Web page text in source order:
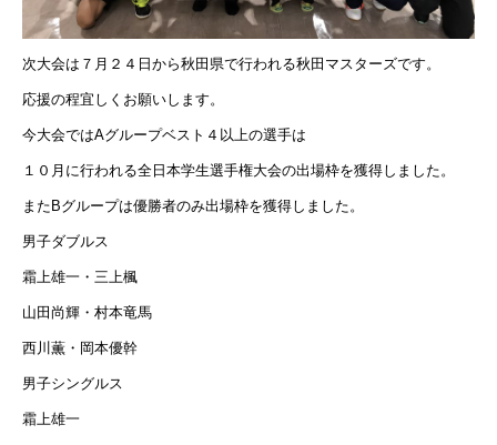
次大会は７月２４日から秋田県で行われる秋田マスターズです。
応援の程宜しくお願いします。
今大会ではAグループベスト４以上の選手は
１０月に行われる全日本学生選手権大会の出場枠を獲得しました。
またBグループは優勝者のみ出場枠を獲得しました。
男子ダブルス
霜上雄一・三上楓
山田尚輝・村本竜馬
西川薫・岡本優幹
男子シングルス
霜上雄一